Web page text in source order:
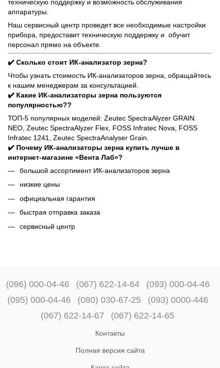
техническую поддержку и возможность обслуживания
аппаратуры.
Наш сервисный центр проведет все необходимые настройки
прибора, предоставит техническую поддержку и обучит
персонал прямо на объекте.
✔️ Сколько стоит ИК-анализатор зерна?
Чтобы узнать стоимость ИК-анализаторов зерна, обращайтесь
к нашим менеджерам за консультацией.
✔️ Какие ИК-анализаторы зерна пользуются
популярностью??
ТОП-5 популярных моделей: Zeutec SpectraAlyzer GRAIN
NEO, Zeutec SpectraAlyzer Flex, FOSS Infratec Nova, FOSS
Infratec 1241, Zeutec SpectraAnalyser Grain.
✔️ Почему ИК-анализаторы зерна купить лучше в
интернет-магазине «Вента Лаб»?
большой ассортимент ИК-анализаторов зерна
низкие цены
официальная гарантия
быстрая отправка заказа
сервисный центр
(096) 000-04-46 (067) 622-14-64
(093) 000-04-46
(095) 000-04-46
(080) 030-67-25
(093) 0000-446
(067) 622-14-67
(067) 622-14-65
Контакты
Полная версия сайта